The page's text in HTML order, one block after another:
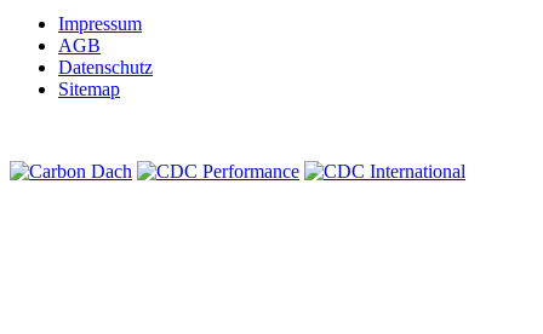
Impressum
AGB
Datenschutz
Sitemap